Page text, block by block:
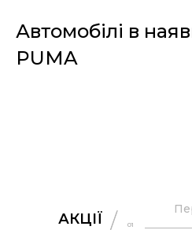
Автомобілі в
PUMA
01
АКЦІЇ